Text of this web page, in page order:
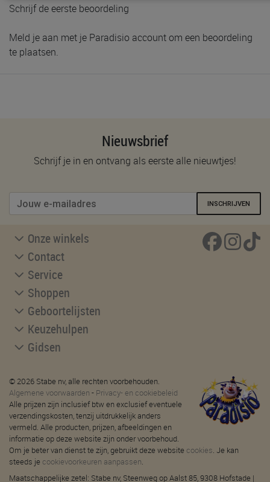
Schrijf de eerste beoordeling
Meld je aan met je Paradisio account om een beoordeling
te plaatsen.
Nieuwsbrief
Schrijf je in en ontvang als eerste alle nieuwtjes!
INSCHRIJVEN
Onze winkels
Contact
Service
Shoppen
Geboortelijsten
Keuzehulpen
Gidsen
© 2026 Stabe nv, alle rechten voorbehouden.
Algemene voorwaarden - Privacy- en cookiebeleid
Alle prijzen zijn inclusief btw en exclusief eventuele
verzendingskosten, tenzij uitdrukkelijk anders
vermeld. Alle producten, prijzen, afbeeldingen en
informatie op deze website zijn onder voorbehoud.
Om je beter van dienst te zijn, gebruikt deze website cookies. Je kan
steeds je cookievoorkeuren aanpassen.
Maatschappelijke zetel: Stabe nv, Steenweg op Aalst 85, 9308 Hofstade |